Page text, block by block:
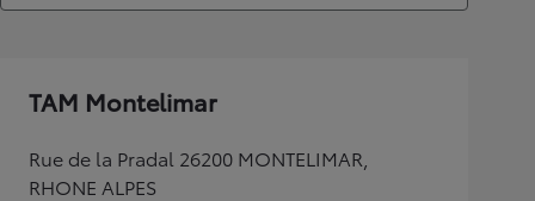
TAM Montelimar
Rue de la Pradal 26200 MONTELIMAR,
RHONE ALPES